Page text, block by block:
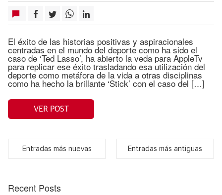
El éxito de las historias positivas y aspiracionales
centradas en el mundo del deporte como ha sido el
caso de ‘Ted Lasso’, ha abierto la veda para AppleTv
para replicar ese éxito trasladando esa utilización del
deporte como metáfora de la vida a otras disciplinas
como ha hecho la brillante ‘Stick’ con el caso del […]
VER POST
Entradas más nuevas Entradas más antiguas
Recent Posts